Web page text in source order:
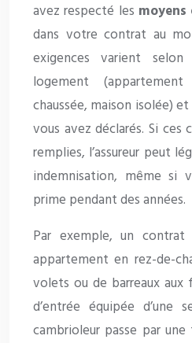
avez respecté les
dans votre contrat au
exigences varient
logement
chaussée, maison isolée)
vous avez déclarés. Si
remplies, l’assureur peut
indemnisation, même si
prime pendant des années.
Par exemple, un
appartement en rez-de-
volets ou de barreaux
d’entrée équipée d’une
cambrioleur passe par